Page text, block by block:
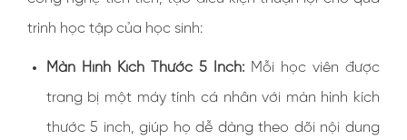
trình học tập của học sinh:
Màn Hình Kích Thước 5 Inch:Mỗi học viên được
trang bị một máy tính cá nhân với màn hình kích
thước 5 inch, giúp họ dễ dàng theo dõi nội dung